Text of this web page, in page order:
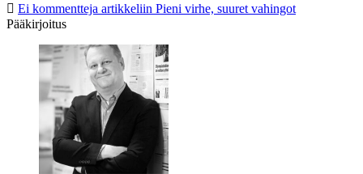
Ei kommentteja artikkeliin Pieni virhe, suuret vahingot
Pääkirjoitus